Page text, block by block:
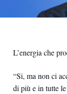
L’energia che
“Si, ma non ci
di più e in tutte